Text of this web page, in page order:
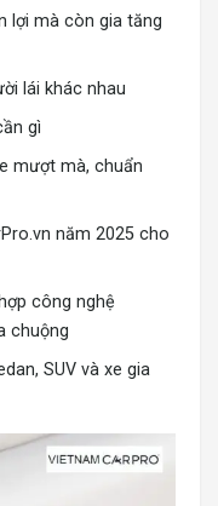
lợi mà còn gia tăng
lái khác nhau
gì
mượt mà, chuẩn
năm 2025 cho
công nghệ
chuộng
SUV và xe gia